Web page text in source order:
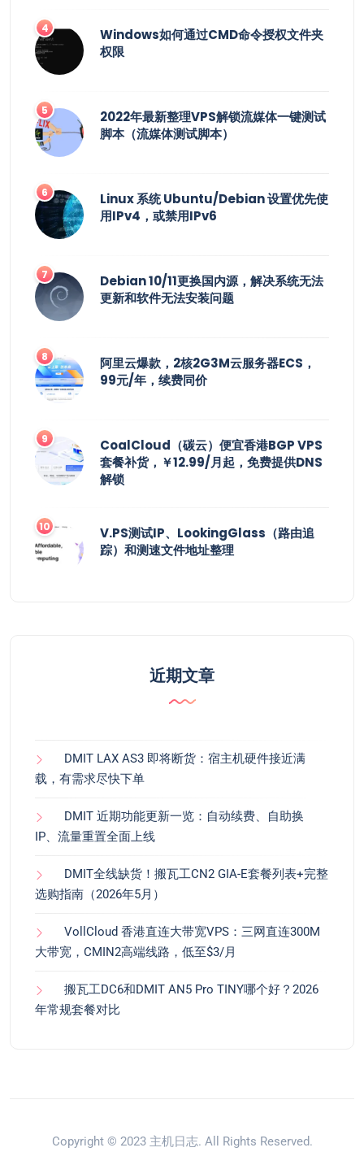
Windows如何通过CMD命令授权文件夹
权限
2022年最新整理VPS解锁流媒体一键测试
脚本（流媒体测试脚本）
Linux 系统 Ubuntu/Debian 设置优先使
用IPv4，或禁用IPv6
Debian 10/11更换国内源，解决系统无法
更新和软件无法安装问题
阿里云爆款，2核2G3M云服务器ECS，
99元/年，续费同价
CoalCloud（碳云）便宜香港BGP VPS
套餐补货，￥12.99/月起，免费提供DNS
解锁
V.PS测试IP、LookingGlass（路由追
踪）和测速文件地址整理
近期文章
DMIT LAX AS3 即将断货：宿主机硬件接近满
载，有需求尽快下单
DMIT 近期功能更新一览：自动续费、自助换
IP、流量重置全面上线
DMIT全线缺货！搬瓦工CN2 GIA-E套餐列表+完整
选购指南（2026年5月）
VollCloud 香港直连大带宽VPS：三网直连300M
大带宽，CMIN2高端线路，低至$3/月
搬瓦工DC6和DMIT AN5 Pro TINY哪个好？2026
年常规套餐对比
Copyright © 2023 主机日志. All Rights Reserved.